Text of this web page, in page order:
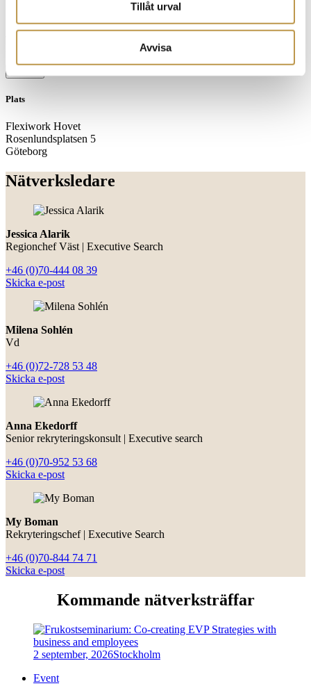
Tillåt urval
Avvisa
Jag godkänner att Human Capital lagrar och behandlar mina
Plats
Flexiwork Hovet
Rosenlundsplatsen 5
Göteborg
Nätverksledare
Jessica Alarik
Regionchef Väst | Executive Search
+46 (0)70-444 08 39
Skicka e-post
Milena Sohlén
Vd
+46 (0)72-728 53 48
Skicka e-post
Anna Ekedorff
Senior rekryteringskonsult | Executive search
+46 (0)70-952 53 68
Skicka e-post
My Boman
Rekryteringschef | Executive Search
+46 (0)70-844 74 71
Skicka e-post
Kommande nätverksträffar
2 september, 2026Stockholm
Event